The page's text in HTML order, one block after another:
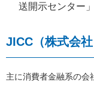
送開示センター
JICC（株式会社
主に消費者金融系の会